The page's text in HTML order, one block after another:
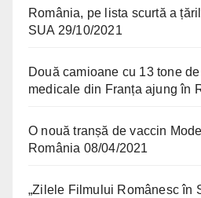
România, pe lista scurtă a
SUA 29/10/2021
Două camioane cu 13 tone
medicale din Franța ajung în
O nouă tranșă de vaccin
România 08/04/2021
„Zilele Filmului Românesc în